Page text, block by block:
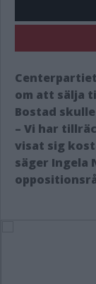
om att sälja
Bostad
– Vi har
visat sig
säger Ingela